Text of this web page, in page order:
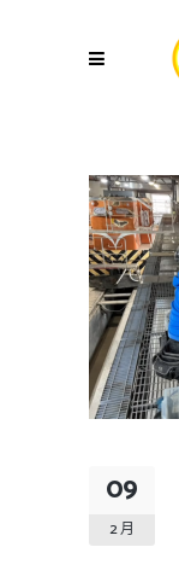
09
2 月